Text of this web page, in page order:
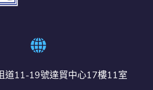
道11-19號達貿中心17樓11室